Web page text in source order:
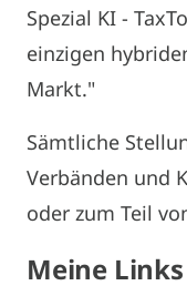
Spezial KI -
einzigen
Markt."
Sämtliche
Verbänden und
oder zum Teil
Meine Links